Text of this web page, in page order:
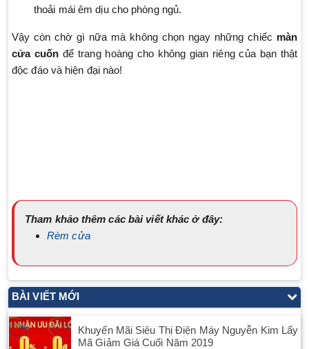
thoải mái êm dịu cho phòng ngủ.
Vậy còn chờ gì nữa mà không chọn ngay những chiếc màn
cửa cuốn để trang hoàng cho không gian riêng của bạn thật
độc đáo và hiện đại nào!
Tham khảo thêm các bài viết khác ở đây:
Rèm cửa
BÀI VIẾT MỚI
Khuyến Mãi Siêu Thị Điện Máy Nguyễn Kim Lấy
Mã Giảm Giá Cuối Năm 2019